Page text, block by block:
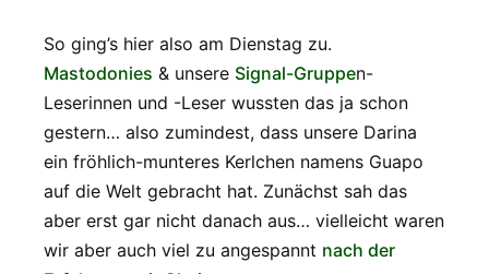
So ging’s hier also am Dienstag zu.
Mastodonies & unsere Signal-Gruppen-
Leserinnen und -Leser wussten das ja schon
gestern… also zumindest, dass unsere Darina
ein fröhlich-munteres Kerlchen namens Guapo
auf die Welt gebracht hat. Zunächst sah das
aber erst gar nicht danach aus… vielleicht waren
wir aber auch viel zu angespannt nach der